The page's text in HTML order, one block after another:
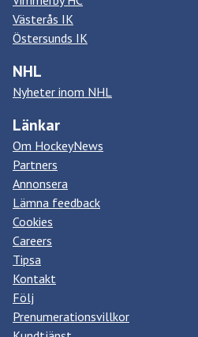
Västerås IK
Östersunds IK
NHL
Nyheter inom NHL
Länkar
Om HockeyNews
Partners
Annonsera
Lämna feedback
Cookies
Careers
Tipsa
Kontakt
Följ
Prenumerationsvillkor